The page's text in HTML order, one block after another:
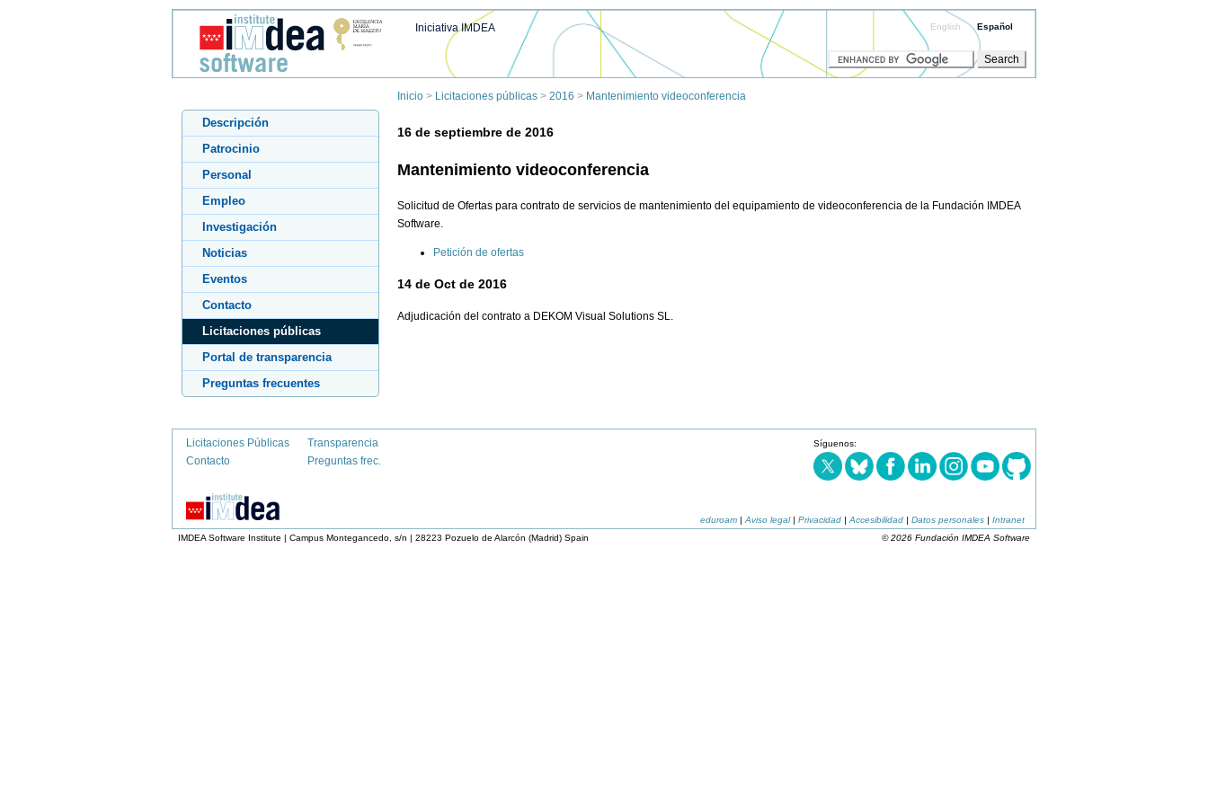
English Español
Iniciativa IMDEA
Inicio > Licitaciones públicas > 2016 > Mantenimiento videoconferencia
Descripción
Patrocinio
Personal
Empleo
Investigación
Noticias
Eventos
Contacto
Licitaciones públicas
Portal de transparencia
Preguntas frecuentes
16 de septiembre de 2016
Mantenimiento videoconferencia
Solicitud de Ofertas para contrato de servicios de mantenimiento del equipamiento de videoconferencia de la Fundación IMDEA
Software.
Petición de ofertas
14 de Oct de 2016
Adjudicación del contrato a DEKOM Visual Solutions SL.
Licitaciones Públicas
Contacto
Transparencia
Preguntas frec.
Síguenos:
eduroam | Aviso legal| Privacidad | Accesibilidad | Datos personales | Intranet
IMDEA Software Institute | Campus Montegancedo, s/n | 28223 Pozuelo de Alarcón (Madrid) Spain
© 2026 Fundación IMDEA Software